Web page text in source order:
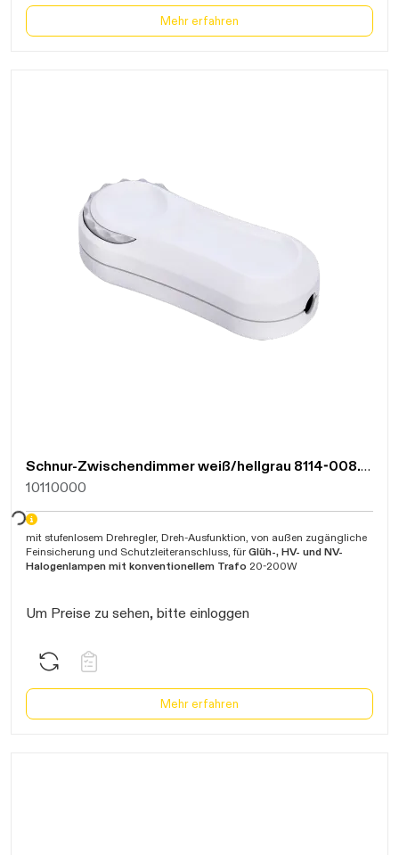
Mehr erfahren
Schnur-Zwischendimmer weiß/hellgrau 8114-008.01
10110000
mit stufenlosem Drehregler, Dreh-Ausfunktion, von außen zugängliche
Feinsicherung und Schutzleiteranschluss, für Glüh-, HV- und NV-
Halogenlampen mit konventionellem Trafo 20-200W
Um Preise zu sehen, bitte einloggen
Mehr erfahren